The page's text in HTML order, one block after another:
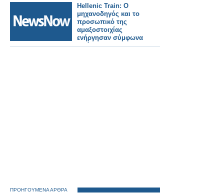
Hellenic Train: Ο
μηχανοδηγός και το
προσωπικό της
αμαξοστοιχίας
ενήργησαν σύμφωνα
με όλες τις
ΠΡΟΗΓΟΥΜΕΝΑ ΑΡΘΡΑ